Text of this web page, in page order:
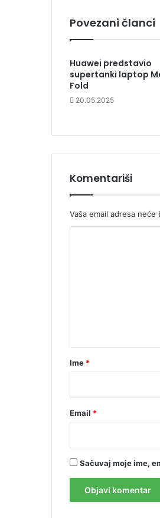
Povezani članci
Huawei predstavio
supertanki laptop
Fold
20.05.2025
Komentariši
Vaša email adresa neće
r
Ime *
Email *
Sačuvaj moje ime,